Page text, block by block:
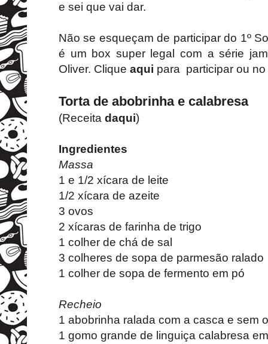
e sei que vai dar.
Não se esqueçam de participar do 1º
é um box super legal com a série
Oliver. Clique aqui para participar ou
Torta de abobrinha e calabresa
(Receita daqui)
Ingredientes
Massa
1 e 1/2 xícara de leite
1/2 xícara de azeite
3 ovos
2 xícaras de farinha de trigo
1 colher de chá de sal
3 colheres de sopa de parmesão ralado
1 colher de sopa de fermento em pó
Recheio
1 abobrinha ralada com a casca e sem
1 gomo grande de linguiça calabresa